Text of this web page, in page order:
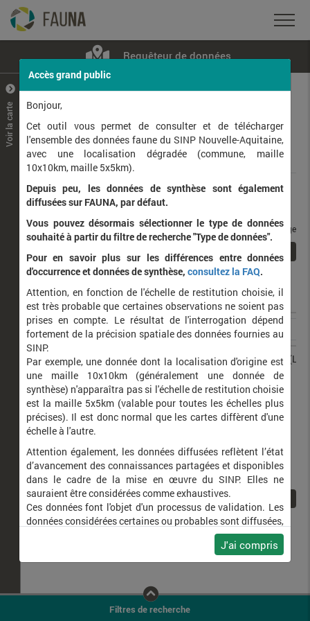
Requêteur de données
+
–
Voir la carte
Données
Rang taxonomique :
Affichage de1à 1sur1
taxons / page
Nom latin Nom vernaculaire
Spialia sertorius Hespérie des Sanguisorbes (L')
Filtres de recherche
Accès grand public
Bonjour,
Cet outil vous permet de consulter et de télécharger
l'ensemble des données faune du SINP Nouvelle-Aquitaine,
avec une localisation dégradée (commune, maille
10x10km, maille 5x5km).
Depuis peu, les données de synthèse sont également
diffusées sur FAUNA, par défaut.
Vous pouvez désormais sélectionner le type de données
souhaité à partir du filtre de recherche "Type de données".
Pour en savoir plus sur les différences entre données
d'occurrence et données de synthèse, consultez la FAQ.
Attention, en fonction de l'échelle de restitution choisie, il
est très probable que certaines observations ne soient pas
prises en compte. Le résultat de l'interrogation dépend
fortement de la précision spatiale des données fournies au
SINP.
Par exemple, une donnée dont la localisation d'origine est
une maille 10x10km (généralement une donnée de
synthèse) n'apparaîtra pas si l'échelle de restitution choisie
est la maille 5x5km (valable pour toutes les échelles plus
précises). Il est donc normal que les cartes diffèrent d'une
échelle à l'autre.
Attention également, les données diffusées reflètent l’état
d’avancement des connaissances partagées et disponibles
dans le cadre de la mise en œuvre du SINP. Elles ne
sauraient être considérées comme exhaustives.
Ces données font l'objet d'un processus de validation. Les
données considérées certaines ou probables sont diffusées,
ainsi que celles pour lesquelles la méthode n'est pas
J'ai compris